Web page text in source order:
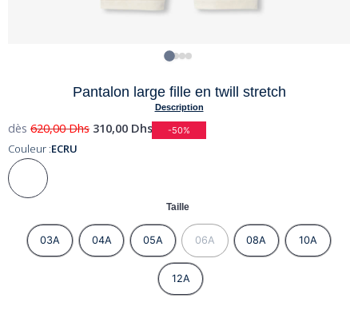
Pantalon large fille en twill stretch
Description
dès 620,00Dhs 310,00 Dhs -50%
Couleur :ECRU
Taille
03A 04A 05A 06A 08A 10A
12A